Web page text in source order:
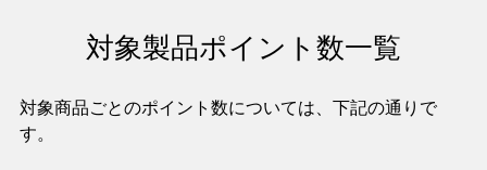
対象製品ポイント数一覧
対象商品ごとのポイント数については、下記の通りで
す。